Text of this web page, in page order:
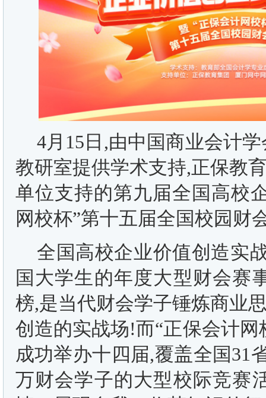
4月15日,由中国商业会计
教研室提供学术支持,正保教
单位支持的第九届全国高校
网校杯”第十五届全国校园财
全国高校企业价值创造实
国大学生的年度大型财会赛
榜,是当代财会学子锤炼商业
创造的实战场!而“正保会计
成功举办十四届,覆盖全国31
万财会学子的大型校际竞赛